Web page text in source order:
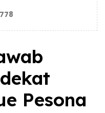
Pesona